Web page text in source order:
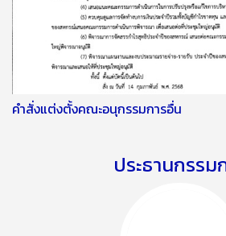
คำสั่งแต่งตั้งคณะอนุกรรมการอื่น
ประธานกรรม